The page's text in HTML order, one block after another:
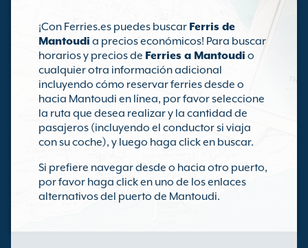
¡Con Ferries.es puedes buscar Ferris de
Mantoudi a precios económicos! Para buscar
horarios y precios de Ferries a Mantoudi o
cualquier otra información adicional
incluyendo cómo reservar ferries desde o
hacia Mantoudi en línea, por favor seleccione
la ruta que desea realizar y la cantidad de
pasajeros (incluyendo el conductor si viaja
con su coche), y luego haga click en buscar.
Si prefiere navegar desde o hacia otro puerto,
por favor haga click en uno de los enlaces
alternativos del puerto de Mantoudi.